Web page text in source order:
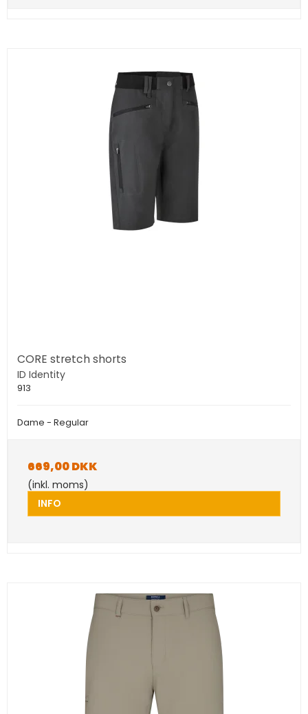
CORE stretch shorts
ID Identity
913
Dame - Regular
669,00 DKK
(inkl. moms)
INFO